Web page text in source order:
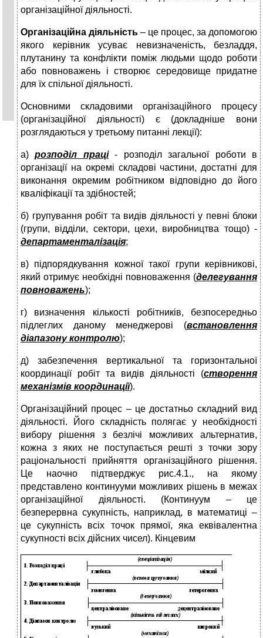
організаційної діяльності.
Організаційна діяльність – це процес, за допомогою
якого керівник усуває невизначеність, безладдя,
плутанину та конфлікти поміж людьми щодо роботи
або повноважень і створює середовище придатне
для їх спільної діяльності.
Основними складовими організаційного процесу
(організаційної діяльності) є (докладніше вони
розглядаються у третьому питанні лекції):
а)розподіл праці- розподіл загальної роботи в
організації на окремі складові частини, достатні для
виконання окремим робітником відповідно до його
кваліфікації та здібностей;
б) групування робіт та видів діяльності у певні блоки
(групи, відділи, сектори, цехи, виробництва тощо) -
департаменталізація;
в) підпорядкування кожної такої групи керівникові,
який отримує необхідні повноваження (делегування
повноважень);
г) визначення кількості робітників, безпосередньо
підлеглих даному менеджерові (встановлення
діапазону контролю);
д) забезпечення вертикальної та горизонтальної
координації робіт та видів діяльності (створення
механізмів координації).
Організаційний процес – це достатньо складний вид
діяльності. Його складність полягає у необхідності
вибору рішення з безлічі можливих альтернатив,
кожна з яких не поступається решті з точки зору
раціональності прийняття організаційного рішення.
Це наочно підтверджує рис.4.1., на якому
представлено континууми можливих рішень в межах
організаційної діяльності. (Континуум – це
безперервна сукупність, наприклад, в математиці –
це сукупність всіх точок прямої, яка еквівалентна
сукупності всіх дійсних чисел). Кінцевим